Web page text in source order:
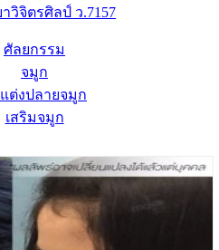
วิจิตรศิลป์ ว.7157
ศัลยกรรม
จมูก
ต่งปลายจมูก
เสริมจมูก